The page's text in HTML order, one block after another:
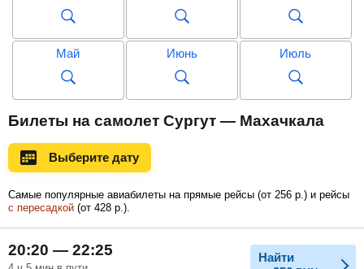
Май Июнь Июль
Сентябрь
1 055
Ноябрь
Билеты на самолет Сургут — Махачкала
Выберите дату
Самые популярные авиабилеты на прямые рейсы (от 256 р. ) и рейсы
с пересадкой (от 428 р. ).
20:20 — 22:25 Найти